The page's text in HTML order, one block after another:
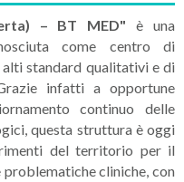
– BT MED" è una
come centro di
standard qualitativi e di
infatti a opportune
continuo delle
questa struttura è oggi
del territorio per il
cliniche, con